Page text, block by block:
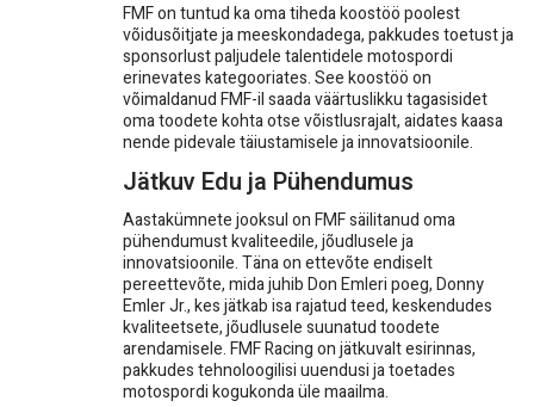
FMF on tuntud ka oma tiheda koostöö poolest
võidusõitjate ja meeskondadega, pakkudes toetust ja
sponsorlust paljudele talentidele motospordi
erinevates kategooriates. See koostöö on
võimaldanud FMF-il saada väärtuslikku tagasisidet
oma toodete kohta otse võistlusrajalt, aidates kaasa
nende pidevale täiustamisele ja innovatsioonile.
Jätkuv Edu ja Pühendumus
Aastakümnete jooksul on FMF säilitanud oma
pühendumust kvaliteedile, jõudlusele ja
innovatsioonile. Täna on ettevõte endiselt
pereettevõte, mida juhib Don Emleri poeg, Donny
Emler Jr., kes jätkab isa rajatud teed, keskendudes
kvaliteetsete, jõudlusele suunatud toodete
arendamisele. FMF Racing on jätkuvalt esirinnas,
pakkudes tehnoloogilisi uuendusi ja toetades
motospordi kogukonda üle maailma.